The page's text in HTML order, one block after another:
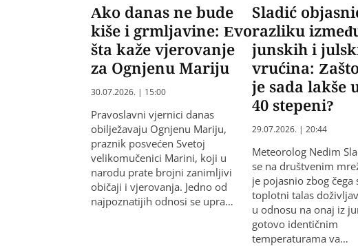
Ako danas ne bude
kiše i grmljavine: Evo
šta kaže vjerovanje
za Ognjenu Mariju
30.07.2026. | 15:00
Pravoslavni vjernici danas
obilježavaju Ognjenu Mariju,
praznik posvećen Svetoj
velikomučenici Marini, koji u
narodu prate brojni zanimljivi
običaji i vjerovanja. Jedno od
najpoznatijih odnosi se upra…
Sladić
razliku
junskih i
vrućina:
je sada lakše
40 stepeni?
29.07.2026. | 20:44
Meteorolog Nedim
se na društvenim
je pojasnio zbog čega
toplotni talas
u odnosu na onaj iz
gotovo identičnim
temperaturama va…